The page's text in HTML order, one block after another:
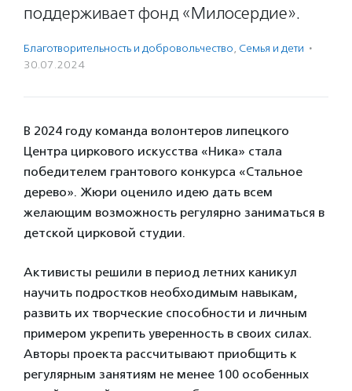
поддерживает фонд «Милосердие».
Благотвори­тель­ность и доброволь­чест­во, Семья и дети ·
30.07.2024
В 2024 году команда волонтеров липецкого
Центра циркового искусства «Ника» стала
победителем грантового конкурса «Стальное
дерево». Жюри оценило идею дать всем
желающим возможность регулярно заниматься в
детской цирковой студии.
Активисты решили в период летних каникул
научить подростков необходимым навыкам,
развить их творческие способности и личным
примером укрепить уверенность в своих силах.
Авторы проекта рассчитывают приобщить к
регулярным занятиям не менее 100 особенных